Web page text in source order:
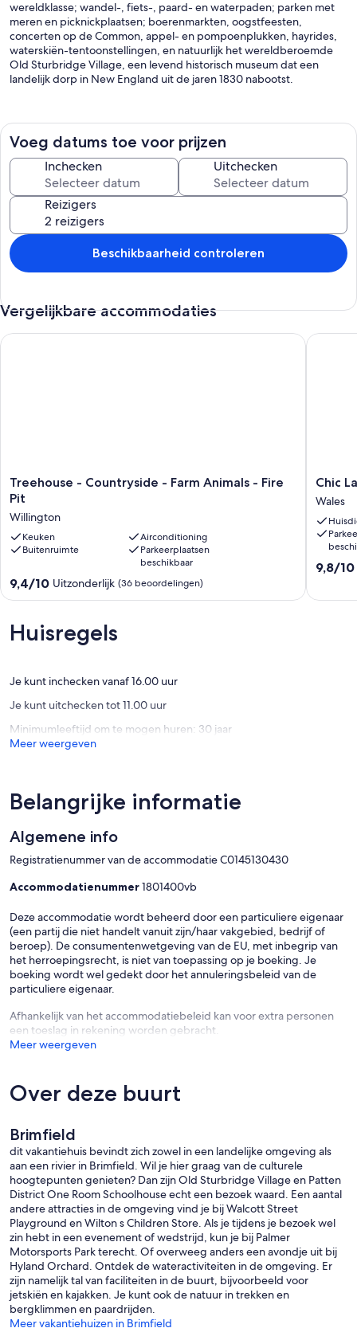
wereldklasse; wandel-, fiets-, paard- en waterpaden; parken met
meren en picknickplaatsen; boerenmarkten, oogstfeesten,
concerten op de Common, appel- en pompoenplukken, hayrides,
waterskiën-tentoonstellingen, en natuurlijk het wereldberoemde
Old Sturbridge Village, een levend historisch museum dat een
landelijk dorp in New England uit de jaren 1830 nabootst.
van de dag. Trakteer uw gezin op luxe accommodaties en
voorzieningen: een zwembadcomplex met casita en barbecuegrill,
twee tennisbanen (gras en klei), een oefenterrein voor golfen,
grasveldspellen, een schuur en kraal (breng uw paard!), prive-vijver
om te vissen, 60 parkachtige hectare met prive-paden om te
wandelen of paardrijden, een vuurplaats, glooiende velden, tuinen,
meerdere patio's en dekken, en weelderige
landschapsarchitectuur. Er is zelfs een thema-café 'Klein Italië',
ideaal voor kleine evenementen. En voor de liefhebber of dealer
van Antique Fair - vrijwel onbeperkt parkeren in het veld. Alles over
deze woning is van topklasse. U zult een vakantie hebben om altijd
Voeg datums toe voor prijzen
Inchecken Uitchecken
Reizigers
Beschikbaarheid controleren
Vergelijkbare accommodaties
Treehouse
-
-
Farm
Animals
Fire
Treehouse - Countryside - Farm Animals - Fire
Pit
Willington
Keuken
Airconditioning
Buitenruimte
Parkeerplaatsen
beschikbaar
9.4
van
Uitzonderlijk,
(36
9,4/10 Uitzonderlijk (36 beoordelingen)
Treehouse - Countryside - Farm Animals - Fire Pit
Chic
with
a
view
Wales
Chic
Wales
9.8
9,8/10
Chic
Huisregels
Je kunt inchecken vanaf 16.00 uur
Je kunt uitchecken tot 11.00 uur
Minimumleeftijd om te mogen huren: 30 jaar
Meer weergeven
Belangrijke informatie
Algemene info
Registratienummer van de accommodatie C0145130430
Accommodatienummer1801400vb
Deze accommodatie wordt beheerd door een particuliere eigenaar
(een partij die niet handelt vanuit zijn/haar vakgebied, bedrijf of
beroep). De consumentenwetgeving van de EU, met inbegrip van
het herroepingsrecht, is niet van toepassing op je boeking. Je
boeking wordt wel gedekt door het annuleringsbeleid van de
particuliere eigenaar.
Afhankelijk van het accommodatiebeleid kan voor extra personen
een toeslag in rekening worden gebracht.
Meer weergeven
Over deze buurt
Brimfield
dit vakantiehuis bevindt zich zowel in een landelijke omgeving als
aan een rivier in Brimfield. Wil je hier graag van de culturele
hoogtepunten genieten? Dan zijn Old Sturbridge Village en Patten
District One Room Schoolhouse echt een bezoek waard. Een aantal
andere attracties in de omgeving vind je bij Walcott Street
Playground en Wilton s Children Store. Als je tijdens je bezoek wel
zin hebt in een evenement of wedstrijd, kun je bij Palmer
Motorsports Park terecht. Of overweeg anders een avondje uit bij
Hyland Orchard. Ontdek de wateractiviteiten in de omgeving. Er
zijn namelijk tal van faciliteiten in de buurt, bijvoorbeeld voor
jetskiën en kajakken. Je kunt ook de natuur in trekken en
bergklimmen en paardrijden.
Meer vakantiehuizen in Brimfield